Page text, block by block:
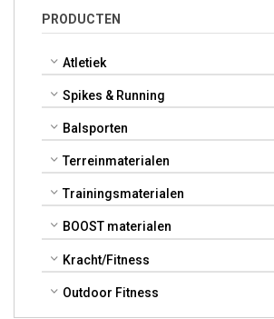
PRODUCTEN
Atletiek
Spikes & Running
Balsporten
Terreinmaterialen
Trainingsmaterialen
BOOST materialen
Kracht/Fitness
Outdoor Fitness